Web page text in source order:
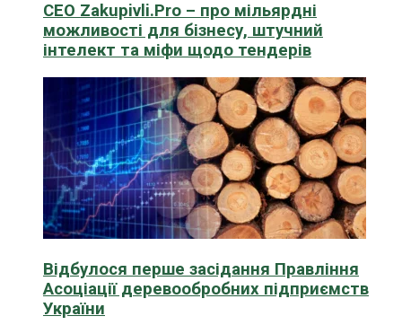
CEO Zakupivli.Pro – про мільярдні
можливості для бізнесу, штучний
інтелект та міфи щодо тендерів
Відбулося перше засідання Правління
Асоціації деревообробних підприємств
України